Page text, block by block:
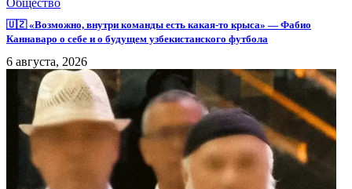
🇺🇿 «Возможно, внутри команды есть какая-то крыса» — Фабио
Каннаваро о себе и о будущем узбекистанского футбола
6 августа, 2026